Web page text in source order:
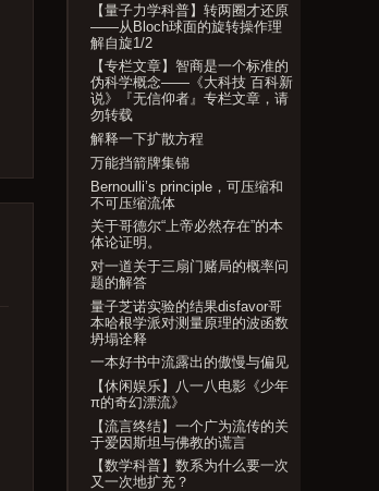
【量子力学科普】转两圈才还原
——从Bloch球面的旋转操作理
解自旋1/2
【专栏文章】智商是一个标准的
伪科学概念——《大科技 百科新
说》『无信仰者』专栏文章，请
勿转载
解释一下扩散方程
万能挡箭牌集锦
Bernoulli’s principle，可压缩和
不可压缩流体
关于哥德尔“上帝必然存在”的本
体论证明。
对一道关于三扇门赌局的概率问
题的解答
量子芝诺实验的结果disfavor哥
本哈根学派对测量原理的波函数
坍塌诠释
一本好书中流露出的傲慢与偏见
【休闲娱乐】八一八电影《少年
π的奇幻漂流》
【流言终结】一个广为流传的关
于爱因斯坦与佛教的谎言
【数学科普】数系为什么要一次
又一次地扩充？